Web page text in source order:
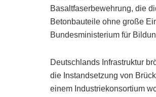
Basaltfaserbewehrung, die
Betonbauteile ohne große
Bundesministerium für
Deutschlands Infrastruktur
die Instandsetzung von
einem Industriekonsortium